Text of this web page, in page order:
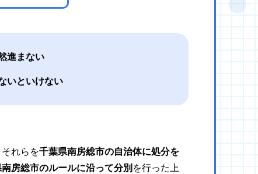
進まない
いといけない
れらを千葉県南房総市の自治体に処分を
房総市のルールに沿って分別 を行った上